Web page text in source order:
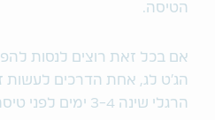
הטיסה.
אם בכל זאת רוצים לנסות
הג׳ט לג, אחת הדרכים
הרגלי שינה 3-4 ימים לפני טיסה. אם טסים לכיוון מערב: